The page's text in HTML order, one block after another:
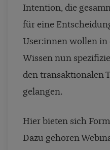
Intention, die
für eine
User:innen wollen in
Wissen nun
den transaktionalen
gelangen.
Hier bieten sich
Dazu gehören